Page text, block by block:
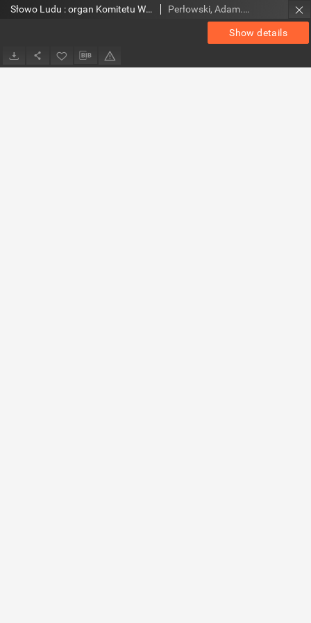
Show details
Słowo Ludu : organ Komitetu Wojewódzkiego Polskiej Zjednoczonej Partii Robotniczej, 1984, R.XXXV, nr 40 Perłowski, Adam. Red.